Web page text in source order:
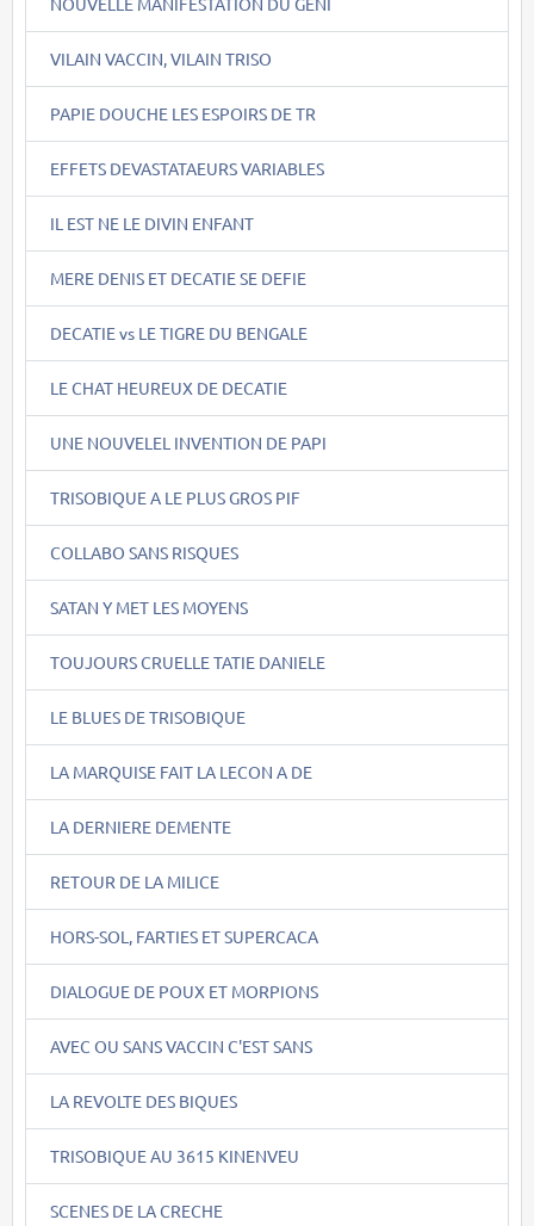
VILAIN VACCIN, VILAIN TRISO
PAPIE DOUCHE LES ESPOIRS DE TR
EFFETS DEVASTATAEURS VARIABLES
IL EST NE LE DIVIN ENFANT
MERE DENIS ET DECATIE SE DEFIE
DECATIE vs LE TIGRE DU BENGALE
LE CHAT HEUREUX DE DECATIE
UNE NOUVELEL INVENTION DE PAPI
TRISOBIQUE A LE PLUS GROS PIF
COLLABO SANS RISQUES
SATAN Y MET LES MOYENS
TOUJOURS CRUELLE TATIE DANIELE
LE BLUES DE TRISOBIQUE
LA MARQUISE FAIT LA LECON A DE
LA DERNIERE DEMENTE
RETOUR DE LA MILICE
HORS-SOL, FARTIES ET SUPERCACA
DIALOGUE DE POUX ET MORPIONS
AVEC OU SANS VACCIN C'EST SANS
LA REVOLTE DES BIQUES
TRISOBIQUE AU 3615 KINENVEU
SCENES DE LA CRECHE